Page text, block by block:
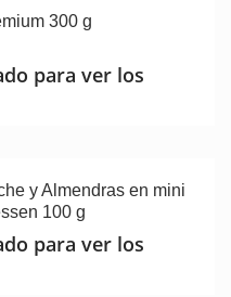
300 g
para ver los
y Almendras en mini
100 g
para ver los